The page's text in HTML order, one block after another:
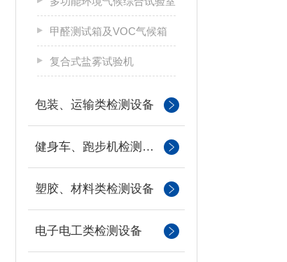
甲醛测试箱及VOC气候箱
复合式盐雾试验机
包装、运输类检测设备
健身车、跑步机检测设备
塑胶、材料类检测设备
电子电工类检测设备